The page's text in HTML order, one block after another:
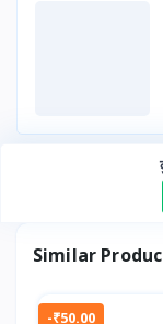
Similar
-₹50.00